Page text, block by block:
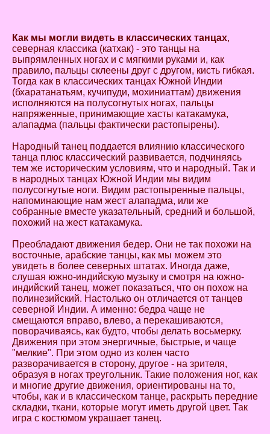
Как мы могли видеть в классических танцах,
северная классика (катхак) - это танцы на
выпрямленных ногах и с мягкими руками и, как
правило, пальцы склеены друг с другом, кисть гибкая.
Тогда как в классических танцах Южной Индии
(бхаратанатьям, кучипуди, мохиниаттам) движения
исполняются на полусогнутых ногах, пальцы
напряженные, принимающие хасты катакамука,
алападма (пальцы фактически растопырены).
Народный танец поддается влиянию классического
танца плюс классический развивается, подчиняясь
тем же историческим условиям, что и народный. Так и
в народных танцах Южной Индии мы видим
полусогнутые ноги. Видим растопыренные пальцы,
напоминающие нам жест алападма, или же
собранные вместе указательный, средний и большой,
похожий на жест катакамука.
Преобладают движения бедер. Они не так похожи на
восточные, арабские танцы, как мы можем это
увидеть в более северных штатах. Иногда даже,
слушая южно-индийскую музыку и смотря на южно-
индийский танец, может показаться, что он похож на
полинезийский. Настолько он отличается от танцев
северной Индии. А именно: бедра чаще не
смещаются вправо, влево, а перекашиваются,
поворачиваясь, как будто, чтобы делать восьмерку.
Движения при этом энергичные, быстрые, и чаще
"мелкие". При этом одно из колен часто
разворачивается в сторону, другое - на зрителя,
образуя в ногах треугольник. Такие положения ног, как
и многие другие движения, ориентированы на то,
чтобы, как и в классическом танце, раскрыть передние
складки, ткани, которые могут иметь другой цвет. Так
игра с костюмом украшает танец.